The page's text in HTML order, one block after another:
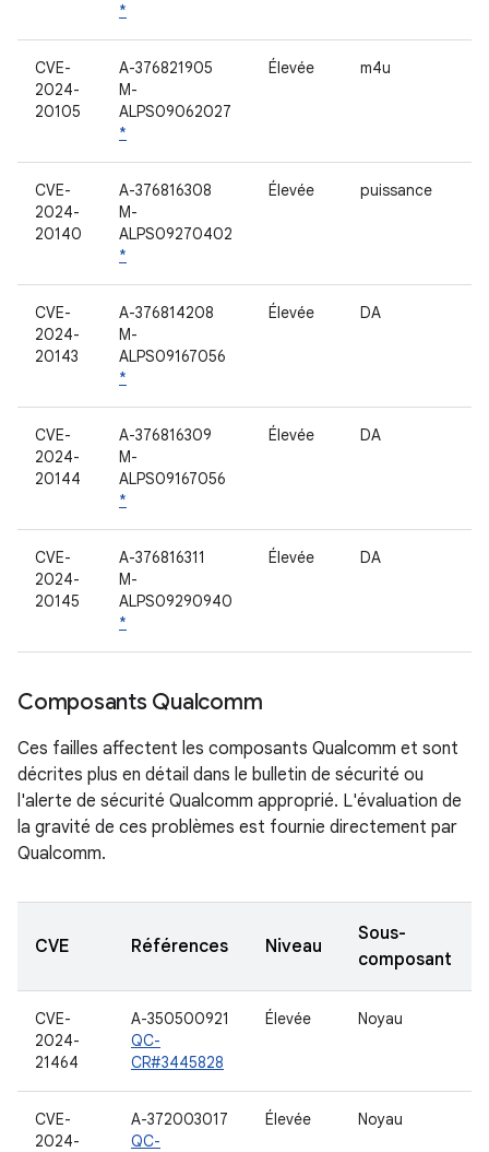
*
CVE-
2024-
20105
A-376821905
M-
ALPS09062027
*
Élevée m4u
CVE-
2024-
20140
A-376816308
M-
ALPS09270402
*
Élevée puissance
CVE-
2024-
20143
A-376814208
M-
ALPS09167056
*
Élevée DA
CVE-
2024-
20144
A-376816309
M-
ALPS09167056
*
Élevée DA
CVE-
2024-
20145
A-376816311
M-
ALPS09290940
*
Élevée DA
Composants Qualcomm
Ces failles affectent les composants Qualcomm et sont
décrites plus en détail dans le bulletin de sécurité ou
l'alerte de sécurité Qualcomm approprié. L'évaluation de
la gravité de ces problèmes est fournie directement par
Qualcomm.
CVE Références Niveau
Sous-
composant
CVE-
2024-
21464
A-350500921
QC-
CR#3445828
Élevée Noyau
CVE-
2024-
A-372003017
QC-
Élevée Noyau